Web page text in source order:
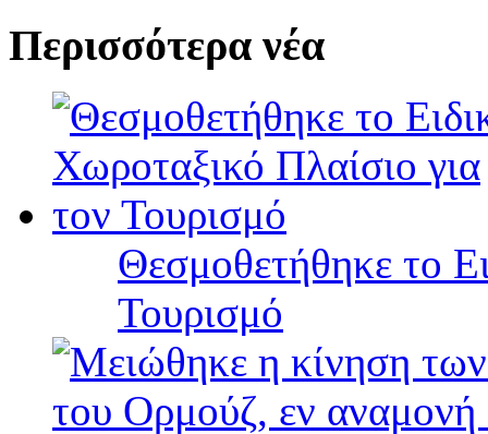
Περισσότερα νέα
Θεσμοθετήθηκε το
Τουρισμό